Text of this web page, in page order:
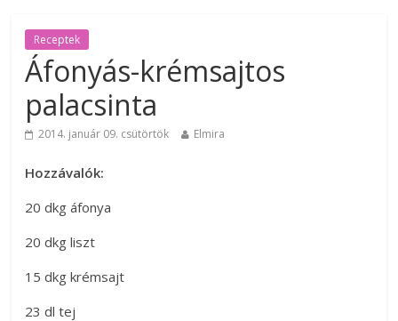
Receptek
Áfonyás-krémsajtos
palacsinta
2014. január 09. csütörtök Elmira
Hozzávalók:
20 dkg áfonya
20 dkg liszt
15 dkg krémsajt
23 dl tej